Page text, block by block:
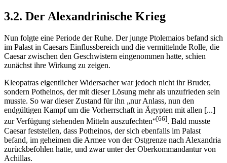
3.2. Der Alexandrinische Krieg
Nun folgte eine Periode der Ruhe. Der junge Ptolemaios befand sich
im Palast in Caesars Einflussbereich und die vermittelnde Rolle, die
Caesar zwischen den Geschwistern eingenommen hatte, schien
zunächst ihre Wirkung zu zeigen.
Kleopatras eigentlicher Widersacher war jedoch nicht ihr Bruder,
sondern Potheinos, der mit dieser Lösung mehr als unzufrieden sein
musste. So war dieser Zustand für ihn „nur Anlass, nun den
endgültigen Kampf um die Vorherrschaft in Ägypten mit allen [...]
zur Verfügung stehenden Mitteln auszufechten“[66]. Bald musste
Caesar feststellen, dass Potheinos, der sich ebenfalls im Palast
befand, im geheimen die Armee von der Ostgrenze nach Alexandria
zurückbefohlen hatte, und zwar unter der Oberkommandantur von
Achillas.